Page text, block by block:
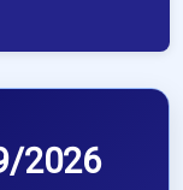
2026